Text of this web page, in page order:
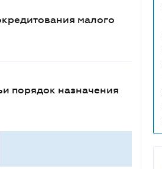
малого
порядок назначения